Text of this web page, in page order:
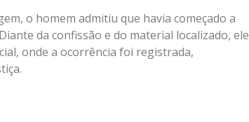
o homem admitiu que havia começado a
da confissão e do material localizado, ele
onde a ocorrência foi registrada,